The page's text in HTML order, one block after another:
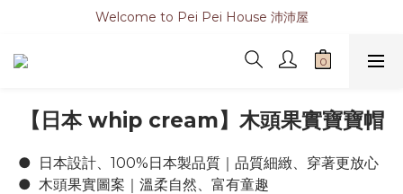
Welcome to Pei Pei House 沛沛屋
【日本 whip cream】木頭果實寶寶帽
●  日本設計、100%日本製品質｜品質細緻、穿著更放心
●  木頭果實圖案｜溫柔自然、富有童趣